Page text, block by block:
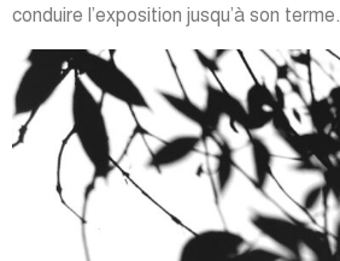
conduire l’exposition jusqu’à son terme.